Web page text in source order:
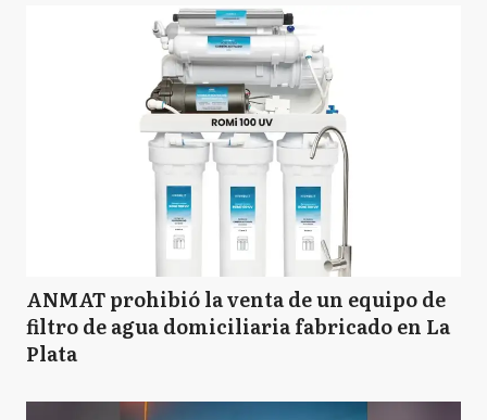
ANMAT prohibió la venta de un equipo de
filtro de agua domiciliaria fabricado en La
Plata